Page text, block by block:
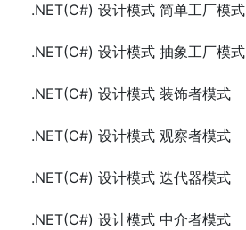
.NET(C#) 设计模式 简单工厂模式
.NET(C#) 设计模式 抽象工厂模式
.NET(C#) 设计模式 装饰者模式
.NET(C#) 设计模式 观察者模式
.NET(C#) 设计模式 迭代器模式
.NET(C#) 设计模式 中介者模式